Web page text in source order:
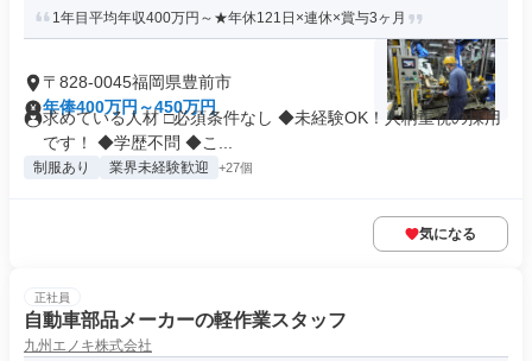
1年目平均年収400万円～★年休121日×連休×賞与3ヶ月
〒828-0045福岡県豊前市
年俸400万円～450万円
求めている人材 □必須条件なし ◆未経験OK！人柄重視の採用
です！ ◆学歴不問 ◆こ...
制服あり 業界未経験歓迎 +27個
気になる
正社員
自動車部品メーカーの軽作業スタッフ
九州エノキ株式会社